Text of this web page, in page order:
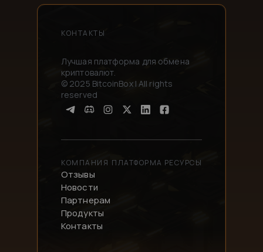
Лучшая платформа для обмена
криптовалют.
© 2025 BitcoinBox | All rights
reserved
КОМПАНИЯ
Отзывы
Новости
Партнерам
Продукты
Контакты
ПЛАТФОРМА РЕСУРСЫ
КОНТАКТЫ